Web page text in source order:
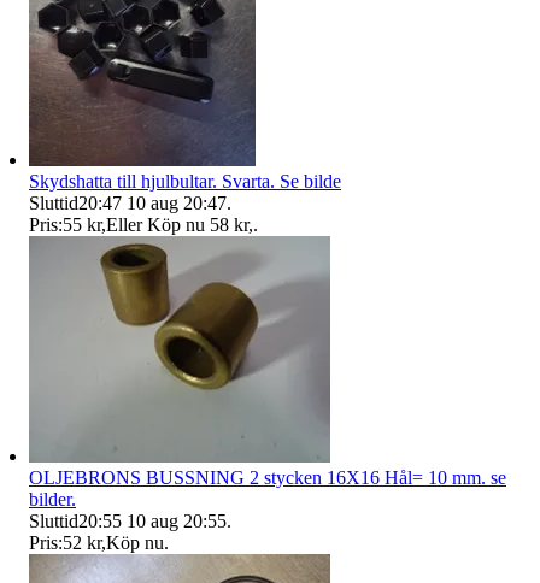
Skydshatta till hjulbultar. Svarta. Se bilde
Sluttid20:47 10 aug 20:47.
Pris:55 kr,Eller Köp nu 58 kr,.
OLJEBRONS BUSSNING 2 stycken 16X16 Hål= 10 mm. se
bilder.
Sluttid20:55 10 aug 20:55.
Pris:52 kr,Köp nu.